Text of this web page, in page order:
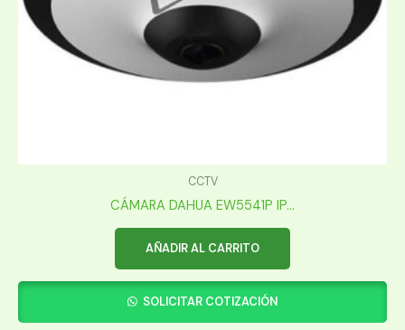
CCTV
CÁMARA DAHUA EW5541P IP...
AÑADIR AL CARRITO
SOLICITAR COTIZACIÓN